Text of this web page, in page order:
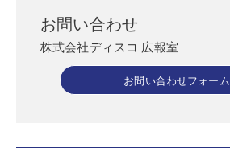
お問い合わせ
株式会社ディスコ 広報室
お問い合わせフォーム